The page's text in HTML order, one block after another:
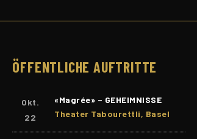
ÖFFENTLICHE AUFTRITTE
Okt.
22
«Magrée» – GEHEIMNISSE
Theater Tabourettli, Basel